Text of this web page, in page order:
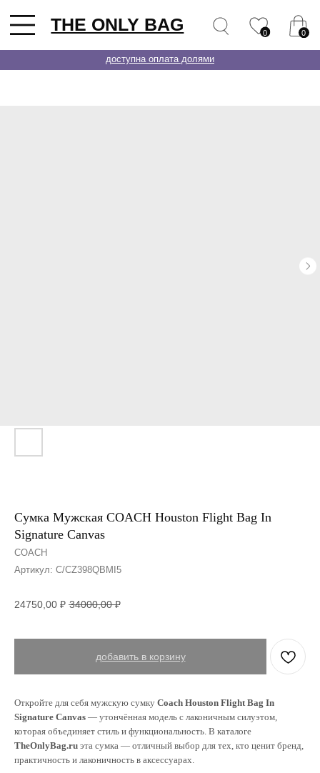
THE ONLY BAG
Сумка Мужская COACH Houston Flight Bag In
Signature Canvas
COACH
Артикул: C/CZ398QBMI5
24750,00 ₽ 34000,00 ₽
добавить в корзину
Откройте для себя мужскую сумку Coach Houston Flight Bag In
Signature Canvas — утончённая модель с лаконичным силуэтом,
которая объединяет стиль и функциональность. В каталоге
TheOnlyBag.ru эта сумка — отличный выбор для тех, кто ценит бренд,
практичность и лаконичность в аксессуарах.